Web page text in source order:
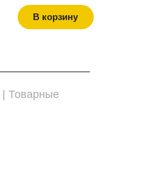
В корзину
| Товарные